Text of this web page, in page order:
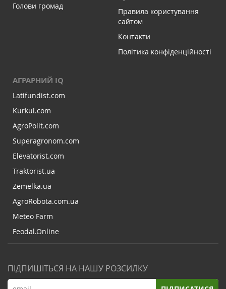
Голови громад
Правила користування
сайтом
Контакти
Політика конфіденційності
АГРАРНИЙ IQ
Latifundist.com
Kurkul.com
AgroPolit.com
Superagronom.com
Elevatorist.com
Traktorist.ua
Zemelka.ua
AgroRobota.com.ua
Meteo Farm
Feodal.Online
ПІДПИШІТЬСЯ НА НАШУ РОЗСИЛКУ